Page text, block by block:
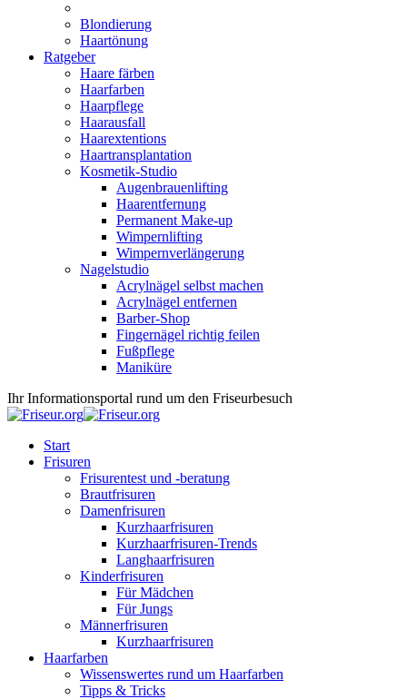
Blondierung
Haartönung
Ratgeber
Haare färben
Haarfarben
Haarpflege
Haarausfall
Haarextentions
Haartransplantation
Kosmetik-Studio
Augenbrauenlifting
Haarentfernung
Permanent Make-up
Wimpernlifting
Wimpernverlängerung
Nagelstudio
Acrylnägel selbst machen
Acrylnägel entfernen
Barber-Shop
Fingernägel richtig feilen
Fußpflege
Maniküre
Ihr Informationsportal rund um den Friseurbesuch
Start
Frisuren
Frisurentest und -beratung
Brautfrisuren
Damenfrisuren
Kurzhaarfrisuren
Kurzhaarfrisuren-Trends
Langhaarfrisuren
Kinderfrisuren
Für Mädchen
Für Jungs
Männerfrisuren
Kurzhaarfrisuren
Haarfarben
Wissenswertes rund um Haarfarben
Tipps & Tricks